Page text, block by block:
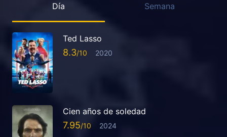
Día Semana
Ted Lasso
8.3 2020
Cien años de soledad
7.95 2024